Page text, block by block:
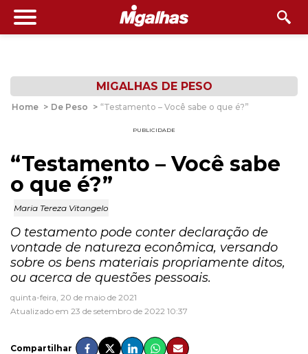
MIGALHAS DE PESO
Home > De Peso > “Testamento – Você sabe o que é?”
PUBLICIDADE
“Testamento – Você sabe
o que é?”
Maria Tereza Vitangelo
O testamento pode conter declaração de
vontade de natureza econômica, versando
sobre os bens materiais propriamente ditos,
ou acerca de questões pessoais.
quinta-feira, 20 de maio de 2021
Atualizado em 23 de setembro de 2022 10:37
Compartilhar